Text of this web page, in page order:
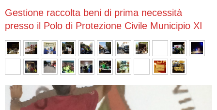
Gestione raccolta beni di prima necessità
presso il Polo di Protezione Civile Municipio XI